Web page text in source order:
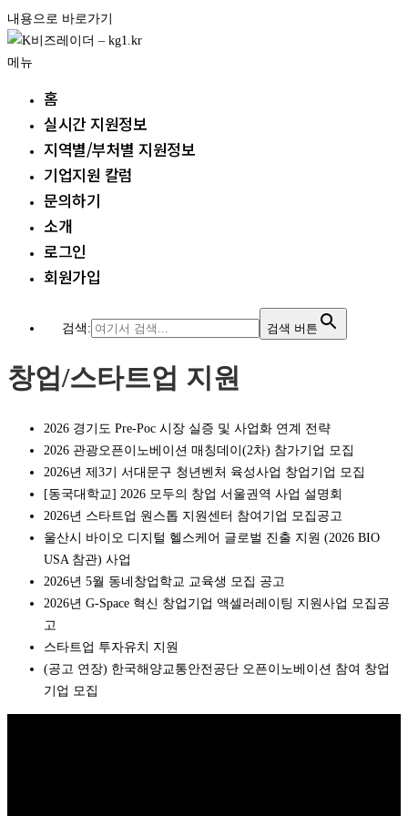
내용으로 바로가기
메뉴
홈
실시간 지원정보
지역별/부처별 지원정보
기업지원 칼럼
문의하기
소개
로그인
회원가입
검색: 검색 버튼
창업/스타트업 지원
2026 경기도 Pre-Poc 시장 실증 및 사업화 연계 전략
2026 관광오픈이노베이션 매칭데이(2차) 참가기업 모집
2026년 제3기 서대문구 청년벤처 육성사업 창업기업 모집
[동국대학교] 2026 모두의 창업 서울권역 사업 설명회
2026년 스타트업 원스톱 지원센터 참여기업 모집공고
울산시 바이오 디지털 헬스케어 글로벌 진출 지원 (2026 BIO
USA 참관) 사업
2026년 5월 동네창업학교 교육생 모집 공고
2026년 G-Space 혁신 창업기업 액셀러레이팅 지원사업 모집공
고
스타트업 투자유치 지원
(공고 연장) 한국해양교통안전공단 오픈이노베이션 참여 창업
기업 모집